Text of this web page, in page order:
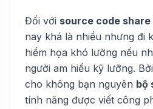
Đối với source code share
nay khá là nhiều nhưng đi
hiểm họa khó lường nếu
người am hiểu kỹ lưỡng.
cho không bạn nguyên bộ
tính năng được viết công